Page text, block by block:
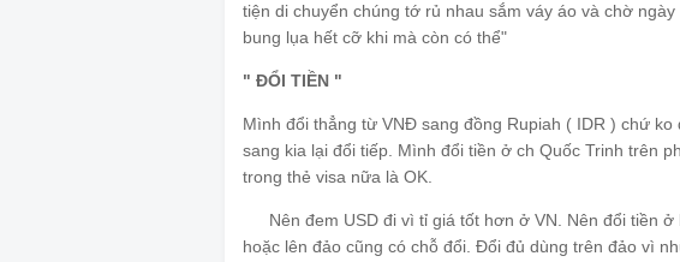
tiện di chuyển chúng tớ rủ nhau sắm váy áo và chờ
bung lụa hết cỡ khi mà còn có thể"
" ĐỔI TIỀN "
Mình đổi thẳng từ VNĐ sang đồng Rupiah ( IDR ) chứ
sang kia lại đổi tiếp. Mình đổi tiền ở ch Quốc Trinh trên
trong thẻ visa nữa là OK.
Nên đem USD đi vì tỉ giá tốt hơn ở VN. Nên đổi tiền
hoặc lên đảo cũng có chỗ đổi. Đổi đủ dùng trên đảo vì